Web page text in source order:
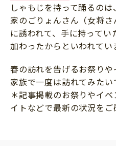
しゃもじを持って踊るの
家のごりょんさん（女将
に誘われて、手に持って
加わったからといわれてい
春の訪れを告げるお祭りや
家族で一度は訪れてみたい
＊記事掲載のお祭りやイ
イトなどで最新の状況をご